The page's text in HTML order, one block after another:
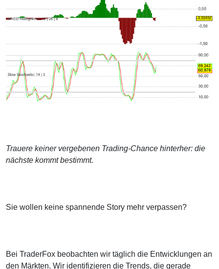
Trauere keiner vergebenen Trading-Chance hinterher: die
nächste kommt bestimmt.
Sie wollen keine spannende Story mehr verpassen?
Bei TraderFox beobachten wir täglich die Entwicklungen an
den Märkten. Wir identifizieren die Trends, die gerade